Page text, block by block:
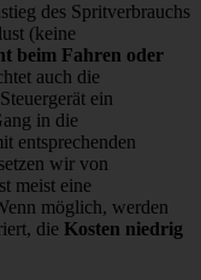
des Spritverbrauchs
(keine
beim Fahren oder
auch die
ein
in die
entsprechenden
wir von
meist eine
möglich, werden
die Kosten niedrig